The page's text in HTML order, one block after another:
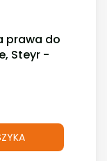
prawa do
Steyr -